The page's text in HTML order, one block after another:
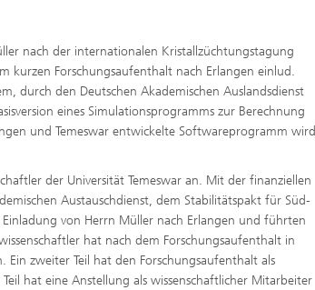
nach der internationalen Kristallzüchtungstagung
kurzen Forschungsaufenthalt nach Erlangen einlud.
durch den Deutschen Akademischen Auslandsdienst
eines Simulationsprogramms zur Berechnung
und Temeswar entwickelte Softwareprogramm wird
der Universität Temeswar an. Mit der finanziellen
Austauschdienst, dem Stabilitätspakt für Süd-
von Herrn Müller nach Erlangen und führten
hat nach dem Forschungsaufenthalt in
Ein zweiter Teil hat den Forschungsaufenthalt als
hat eine Anstellung als wissenschaftlicher Mitarbeiter